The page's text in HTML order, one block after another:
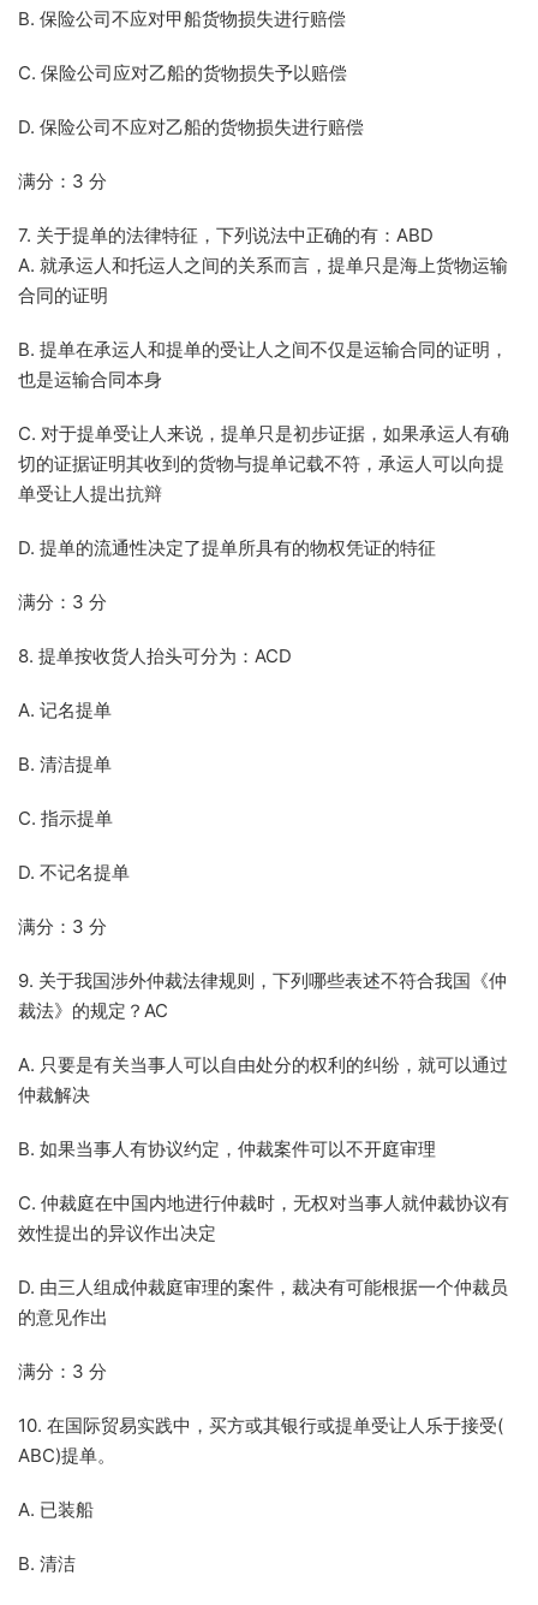
B. 保险公司不应对甲船货物损失进行赔偿
C. 保险公司应对乙船的货物损失予以赔偿
D. 保险公司不应对乙船的货物损失进行赔偿
满分：3 分
7. 关于提单的法律特征，下列说法中正确的有：ABD
A. 就承运人和托运人之间的关系而言，提单只是海上货物运输
合同的证明
B. 提单在承运人和提单的受让人之间不仅是运输合同的证明，
也是运输合同本身
C. 对于提单受让人来说，提单只是初步证据，如果承运人有确
切的证据证明其收到的货物与提单记载不符，承运人可以向提
单受让人提出抗辩
D. 提单的流通性决定了提单所具有的物权凭证的特征
满分：3 分
8. 提单按收货人抬头可分为：ACD
A. 记名提单
B. 清洁提单
C. 指示提单
D. 不记名提单
满分：3 分
9. 关于我国涉外仲裁法律规则，下列哪些表述不符合我国《仲
裁法》的规定？AC
A. 只要是有关当事人可以自由处分的权利的纠纷，就可以通过
仲裁解决
B. 如果当事人有协议约定，仲裁案件可以不开庭审理
C. 仲裁庭在中国内地进行仲裁时，无权对当事人就仲裁协议有
效性提出的异议作出决定
D. 由三人组成仲裁庭审理的案件，裁决有可能根据一个仲裁员
的意见作出
满分：3 分
10. 在国际贸易实践中，买方或其银行或提单受让人乐于接受(
ABC)提单。
A. 已装船
B. 清洁